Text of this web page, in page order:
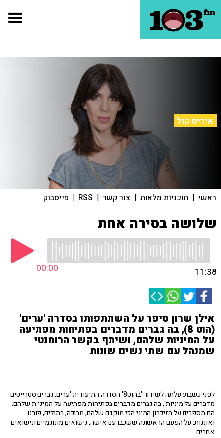
איריס קול
ראשי | תוכניות מלאות | צור קשר |
RSS
| פייסבוק
שלושה בסירה אחת
00:00 11:38
אילן שרון סיפר על השתתפותו בסדרה 'ערים'
(הוט 8), בה גברים מדברים בפתיחות מפתיעה
על המיניות שלהם, ושיתף בקשר הרומנטי
שמנהל עם שתי נשים שונות
לפני כשבוע עלתה לשידור 'בהוט8' הסדרה התיעודית 'ערים, גברים סטרייטים
מדברים על מיניות', בה גברים מדברים בפתיחות מפתיעה על המיניות שלהם.
הם מספרים על הזיכרון המיני הכי מוקדם שלהם, מבוכה, בתולים, פורנו
ואוננות, על הפעם הראשונה ששכבו עם אישה, נישואים מונוגמיים ונישואים
אחרים.